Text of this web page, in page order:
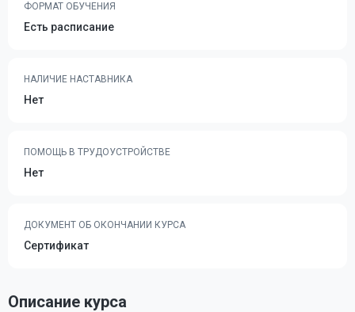
ФОРМАТ ОБУЧЕНИЯ
Есть расписание
НАЛИЧИЕ НАСТАВНИКА
Нет
ПОМОЩЬ В ТРУДОУСТРОЙСТВЕ
Нет
ДОКУМЕНТ ОБ ОКОНЧАНИИ КУРСА
Сертификат
Описание курса